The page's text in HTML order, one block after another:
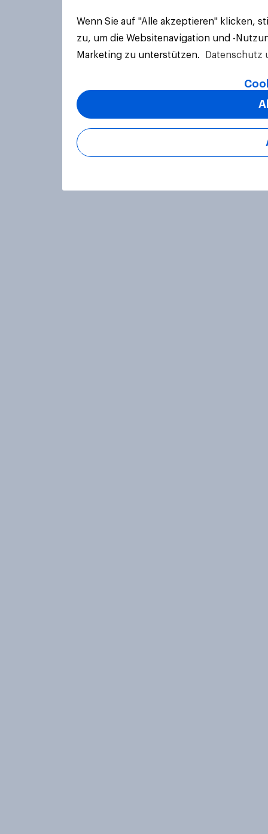
Wenn Sie auf "Alle akzeptieren" klicken,
zu, um die Websitenavigation und -
Marketing zu unterstützen.
Datenschutz